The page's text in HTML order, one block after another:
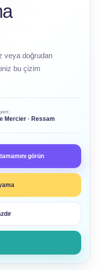
veya doğrudan
bu çizim
Mercier · Ressam
görün